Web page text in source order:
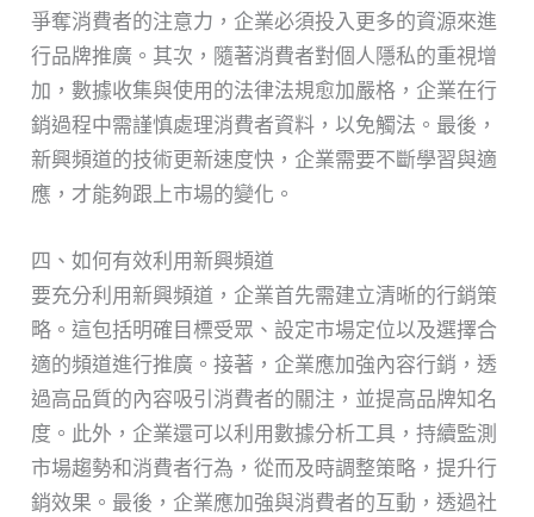
爭奪消費者的注意力，企業必須投入更多的資源來進
行品牌推廣。其次，隨著消費者對個人隱私的重視增
加，數據收集與使用的法律法規愈加嚴格，企業在行
銷過程中需謹慎處理消費者資料，以免觸法。最後，
新興頻道的技術更新速度快，企業需要不斷學習與適
應，才能夠跟上市場的變化。
四、如何有效利用新興頻道
要充分利用新興頻道，企業首先需建立清晰的行銷策
略。這包括明確目標受眾、設定市場定位以及選擇合
適的頻道進行推廣。接著，企業應加強內容行銷，透
過高品質的內容吸引消費者的關注，並提高品牌知名
度。此外，企業還可以利用數據分析工具，持續監測
市場趨勢和消費者行為，從而及時調整策略，提升行
銷效果。最後，企業應加強與消費者的互動，透過社